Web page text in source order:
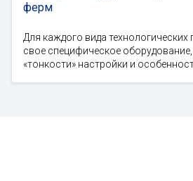
ферм
Для каждого вида технологических
свое специфическое
«тонкости» настройки и